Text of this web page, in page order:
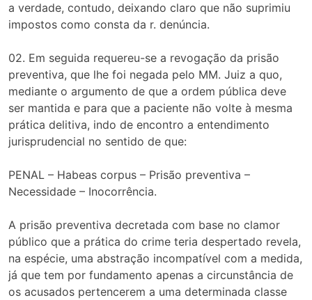
a verdade, contudo, deixando claro que não suprimiu
impostos como consta da r. denúncia.
02. Em seguida requereu-se a revogação da prisão
preventiva, que lhe foi negada pelo MM. Juiz a quo,
mediante o argumento de que a ordem pública deve
ser mantida e para que a paciente não volte à mesma
prática delitiva, indo de encontro a entendimento
jurisprudencial no sentido de que:
PENAL – Habeas corpus – Prisão preventiva –
Necessidade – Inocorrência.
A prisão preventiva decretada com base no clamor
público que a prática do crime teria despertado revela,
na espécie, uma abstração incompatível com a medida,
já que tem por fundamento apenas a circunstância de
os acusados pertencerem a uma determinada classe